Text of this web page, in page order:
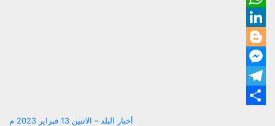
أخبار البلد – الاثنين 13 فبراير 2023 م